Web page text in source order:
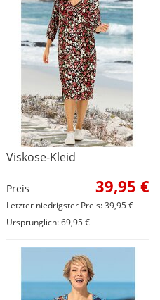
Viskose-Kleid
Preis 39,95 €
Letzter niedrigster Preis: 39,95 €
Ursprünglich: 69,95 €